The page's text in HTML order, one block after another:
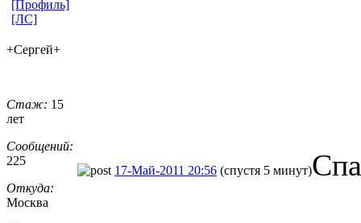
[Профиль]
[ЛС]
+Сергей+
Стаж: 15
лет
Сообщений:
225
Откуда:
Москва
17-Май-2011 20:56 (спустя 5 минут)